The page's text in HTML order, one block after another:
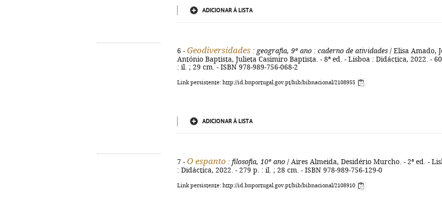
ADICIONAR À LISTA
6 - Geodiversidades : geografia, 9º ano : caderno de atividades / Elisa Amado,
António Baptista, Julieta Casimiro Baptista. - 8ª ed. - Lisboa : Didáctica, 2022. - 60
: il. ; 29 cm. - ISBN 978-989-756-068-2
Link persistente: http://id.bnportugal.gov.pt/bib/bibnacional/2108955
ADICIONAR À LISTA
7 - O espanto : filosofia, 10º ano / Aires Almeida, Desidério Murcho. - 2ª ed. -
: Didáctica, 2022. - 279 p. : il. ; 28 cm. - ISBN 978-989-756-129-0
Link persistente: http://id.bnportugal.gov.pt/bib/bibnacional/2108910